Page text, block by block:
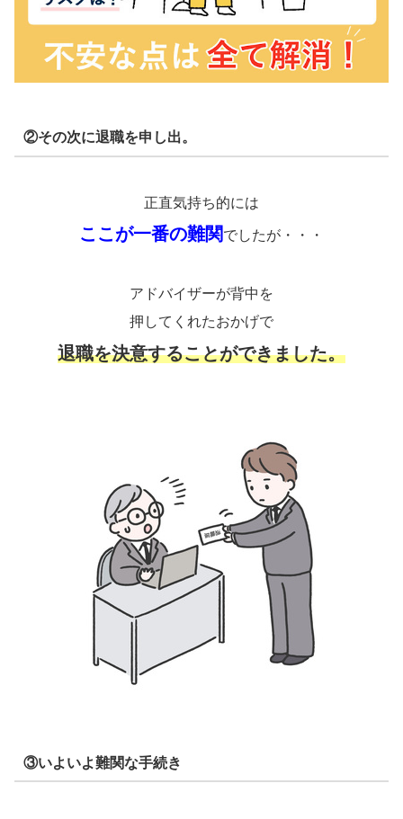
②その次に退職を申し出。
正直気持ち的には
ここが一番の難関でしたが・・・
アドバイザーが背中を
押してくれたおかげで
退職を決意することができました。
③いよいよ難関な手続き